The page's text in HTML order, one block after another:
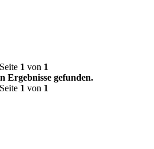
1 von 1
Ergebnisse gefunden.
1 von 1